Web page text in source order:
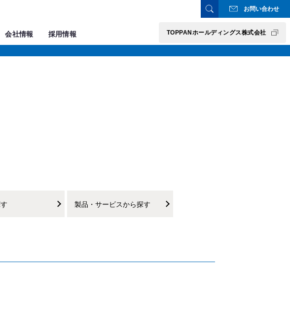
お問い合わせ
TOPPANホールディングス株式会社
会社情報 採用情報
製品・サービスから探す